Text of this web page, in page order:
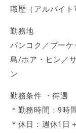
職歴（アルバイト
勤務地
バンコク／プー
島/ホア・ヒン／
ン
勤務条件 ・待遇
＊勤務時間：9
＊休日：週休1日